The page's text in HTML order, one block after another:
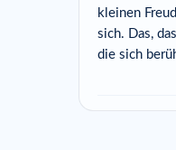
kleinen
sich. Das,
die sich